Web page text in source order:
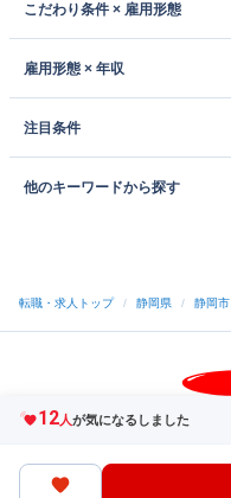
こだわり条件 × 雇用形態
雇用形態 × 年収
注目条件
他のキーワードから探す
12人が気になるしました
転職・求人トップ / 静岡県 / 静岡市
中途採用をご検討の企業様
ヘ